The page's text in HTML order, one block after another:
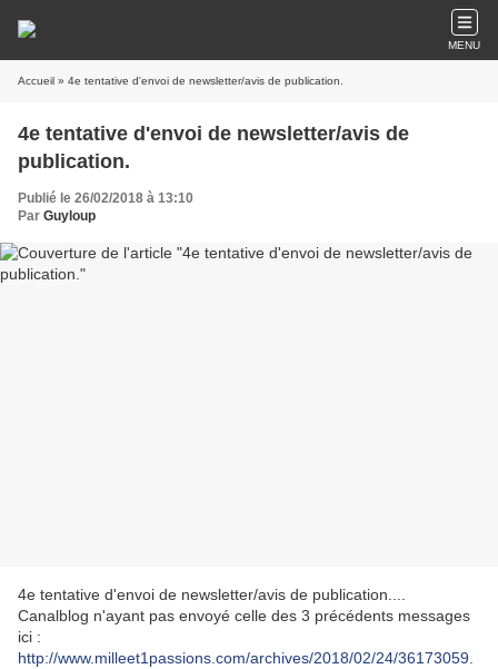
MENU
Accueil » 4e tentative d'envoi de newsletter/avis de publication.
4e tentative d'envoi de newsletter/avis de
publication.
Publié le 26/02/2018 à 13:10
Par Guyloup
4e tentative d'envoi de newsletter/avis de publication....
Canalblog n'ayant pas envoyé celle des 3 précédents messages
ici :
http://www.milleet1passions.com/archives/2018/02/24/36173059.